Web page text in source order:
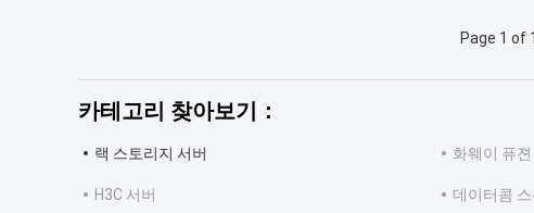
Page 1 of
카테고리 찾아보기：
랙 스토리지 서버 화웨이 퓨젼
H3C 서버 데이터콤 스